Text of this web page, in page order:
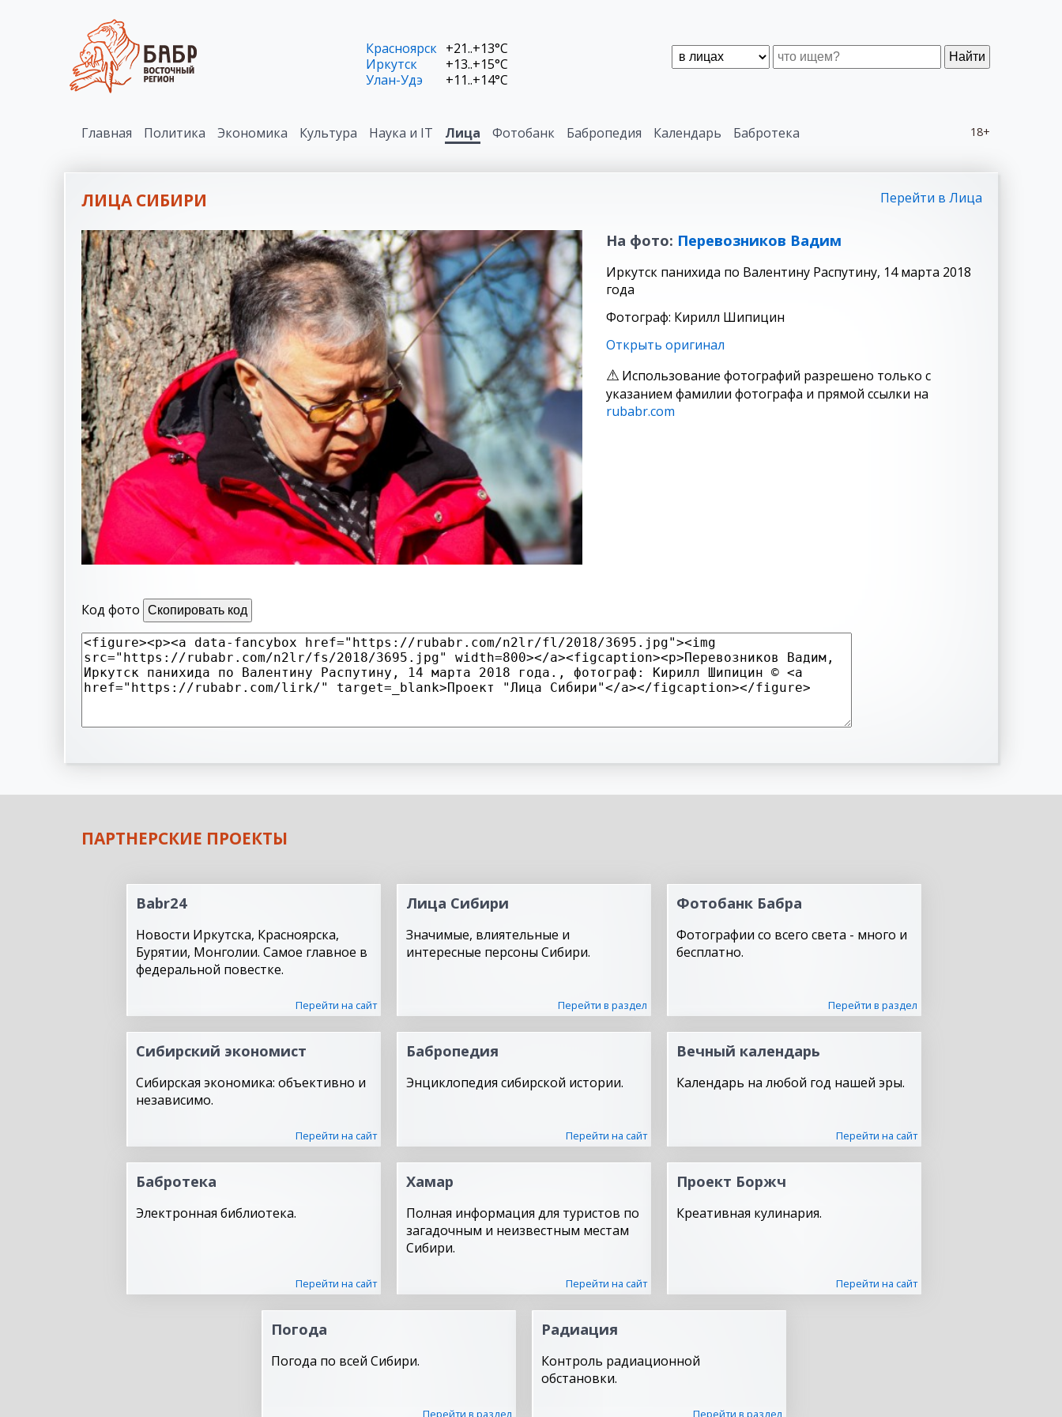
Найти
Красноярск +21..+13°C
Иркутск
+13..+15°C
Улан-Удэ
+11..+14°C
18+
Главная Политика Экономика Культура Наука и IT Лица Фотобанк Бабропедия Календарь Бабротека
ЛИЦА СИБИРИ Перейти в Лица
На фото: Перевозников Вадим
Иркутск панихида по Валентину Распутину, 14 марта 2018
года
Фотограф: Кирилл Шипицин
Открыть оригинал
Использование фотографий разрешено только с
указанием фамилии фотографа и прямой ссылки на
rubabr.com
Код фото Скопировать код
ПАРТНЕРСКИЕ ПРОЕКТЫ
Babr24
Новости Иркутска, Красноярска,
Бурятии, Монголии. Самое главное в
федеральной повестке.
Перейти на сайт
Лица Сибири
Значимые, влиятельные и
интересные персоны Сибири.
Перейти в раздел
Фотобанк Бабра
Фотографии со всего света - много и
бесплатно.
Перейти в раздел
Сибирский экономист
Сибирская экономика: объективно и
независимо.
Перейти на сайт
Бабропедия
Энциклопедия сибирской истории.
Перейти на сайт
Вечный календарь
Календарь на любой год нашей эры.
Перейти на сайт
Бабротека
Электронная библиотека.
Перейти на сайт
Хамар
Полная информация для туристов по
загадочным и неизвестным местам
Сибири.
Перейти на сайт
Проект Боржч
Креативная кулинария.
Перейти на сайт
Погода
Погода по всей Сибири.
Перейти в раздел
Радиация
Контроль радиационной
обстановки.
Перейти в раздел